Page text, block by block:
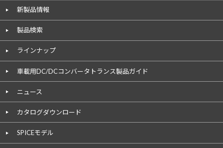
新製品情報
製品検索
ラインナップ
車載用DC/DCコンバータトランス製品ガイド
ニュース
カタログダウンロード
SPICEモデル